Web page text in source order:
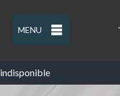
MENU '
indisponible